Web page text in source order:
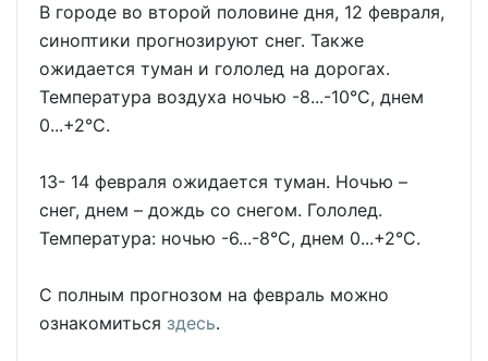
В городе во второй половине дня, 12 февраля,
синоптики прогнозируют снег. Также
ожидается туман и гололед на дорогах.
Температура воздуха ночью -8...-10°C, днем
0...+2°C.
13- 14 февраля ожидается туман. Ночью –
снег, днем – дождь со снегом. Гололед.
Температура: ночью -6...-8°C, днем 0...+2°C.
С полным прогнозом на февраль можно
ознакомиться здесь.